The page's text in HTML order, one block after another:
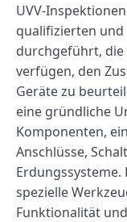
UVV-
qualifizierten
durchgeführt, die
verfügen, den
Geräte zu
eine gründliche
Komponenten,
Anschlüsse,
spezielle
Funktionalität